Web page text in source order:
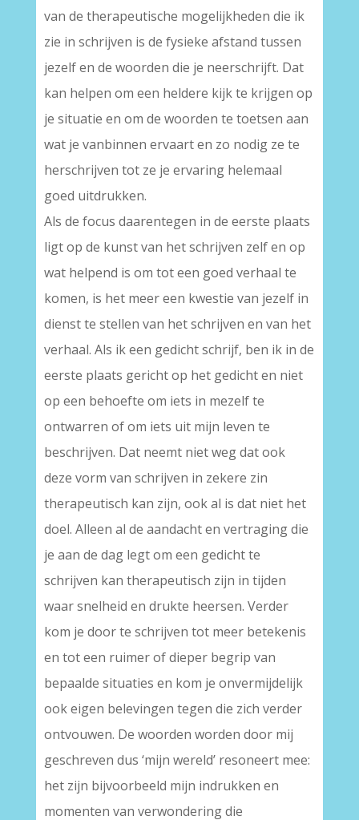
van de therapeutische mogelijkheden die ik
zie in schrijven is de fysieke afstand tussen
jezelf en de woorden die je neerschrijft. Dat
kan helpen om een heldere kijk te krijgen op
je situatie en om de woorden te toetsen aan
wat je vanbinnen ervaart en zo nodig ze te
herschrijven tot ze je ervaring helemaal
goed uitdrukken.
Als de focus daarentegen in de eerste plaats
ligt op de kunst van het schrijven zelf en op
wat helpend is om tot een goed verhaal te
komen, is het meer een kwestie van jezelf in
dienst te stellen van het schrijven en van het
verhaal. Als ik een gedicht schrijf, ben ik in de
eerste plaats gericht op het gedicht en niet
op een behoefte om iets in mezelf te
ontwarren of om iets uit mijn leven te
beschrijven. Dat neemt niet weg dat ook
deze vorm van schrijven in zekere zin
therapeutisch kan zijn, ook al is dat niet het
doel. Alleen al de aandacht en vertraging die
je aan de dag legt om een gedicht te
schrijven kan therapeutisch zijn in tijden
waar snelheid en drukte heersen. Verder
kom je door te schrijven tot meer betekenis
en tot een ruimer of dieper begrip van
bepaalde situaties en kom je onvermijdelijk
ook eigen belevingen tegen die zich verder
ontvouwen. De woorden worden door mij
geschreven dus ‘mijn wereld’ resoneert mee:
het zijn bijvoorbeeld mijn indrukken en
momenten van verwondering die